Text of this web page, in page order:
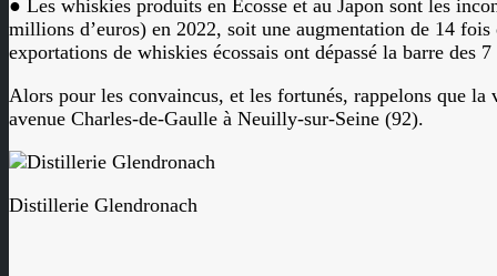
● Les whiskies produits en Écosse et au Japon sont les
millions d’euros) en 2022, soit une augmentation de 14
exportations de whiskies écossais ont dépassé la barre des
Alors pour les convaincus, et les fortunés, rappelons que
avenue Charles-de-Gaulle à Neuilly-sur-Seine (92).
Distillerie Glendronach